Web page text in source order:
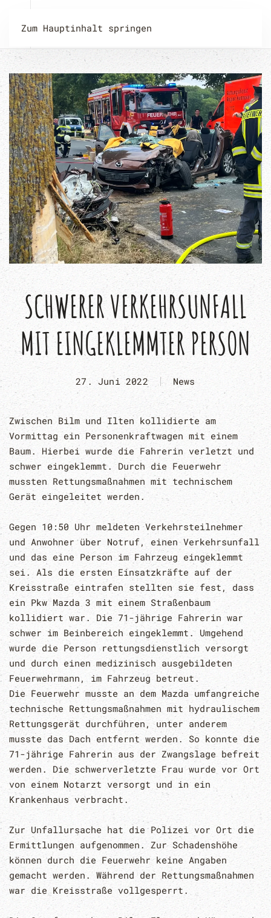
Zum Hauptinhalt springen
SCHWERER VERKEHRSUNFALL
MIT EINGEKLEMMTER PERSON
27. Juni 2022 News
Zwischen Bilm und Ilten kollidierte am
Vormittag ein Personenkraftwagen miteinem
Baum. Hierbei wurde die Fahrerin verletzt und
schwer eingeklemmt. Durchdie Feuerwehr
mussten Rettungsmaßnahmen mit technischem
Gerät eingeleitet werden.
Gegen 10:50 Uhr meldeten Verkehrsteilnehmer
und Anwohner über Notruf, einen Verkehrsunfall
und das eine Person im Fahrzeug eingeklemmt
sei. Als die ersten Einsatzkräfte auf der
Kreisstraße eintrafen stellten sie fest, dass
ein Pkw Mazda 3 mit einem Straßenbaum
kollidiert war. Die 71-jährige Fahrerin war
schwer im Beinbereich eingeklemmt. Umgehend
wurde die Person rettungsdienstlich versorgt
und durch einen medizinisch ausgebildeten
Feuerwehrmann, im Fahrzeug betreut.
Die Feuerwehr musste an dem Mazda umfangreiche
technische Rettungsmaßnahmen mit hydraulischem
Rettungsgerät durchführen, unter anderem
musste das Dach entfernt werden. So konnte die
71-jährige Fahrerin aus der Zwangslage befreit
werden. Die schwerverletzte Frau wurde vor Ort
von einem Notarzt versorgt und in ein
Krankenhausverbracht.
Zur Unfallursache hat die Polizei vor Ort die
Ermittlungen aufgenommen. Zur Schadenshöhe
können durch die Feuerwehr keine Angaben
gemacht werden. Während der Rettungsmaßnahmen
war die Kreisstraße vollgesperrt.